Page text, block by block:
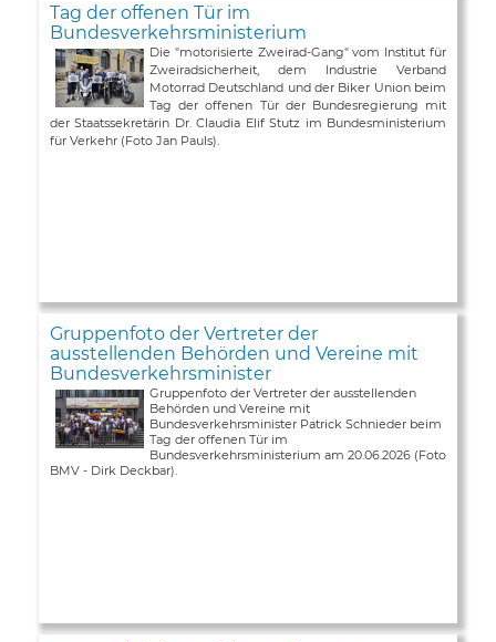
Tag der offenen Tür im
Bundesverkehrsministerium
Die "motorisierte Zweirad-Gang" vom Institut für
Zweiradsicherheit, dem Industrie Verband
Motorrad Deutschland und der Biker Union beim
Tag der offenen Tür der Bundesregierung mit
der Staatssekretärin Dr. Claudia Elif Stutz im Bundesministerium
für Verkehr (Foto Jan Pauls).
Gruppenfoto der Vertreter der
ausstellenden Behörden und Vereine mit
Bundesverkehrsminister
Gruppenfoto der Vertreter der ausstellenden
Behörden und Vereine mit
Bundesverkehrsminister Patrick Schnieder beim
Tag der offenen Tür im
Bundesverkehrsministerium am 20.06.2026 (Foto
BMV - Dirk Deckbar).